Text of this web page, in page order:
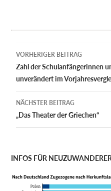
VORHERIGER BEITRAG
Zahl der Schulanfängerinnen
unverändert im
NÄCHSTER BEITRAG
„Das Theater der Griechen“
INFOS FÜR